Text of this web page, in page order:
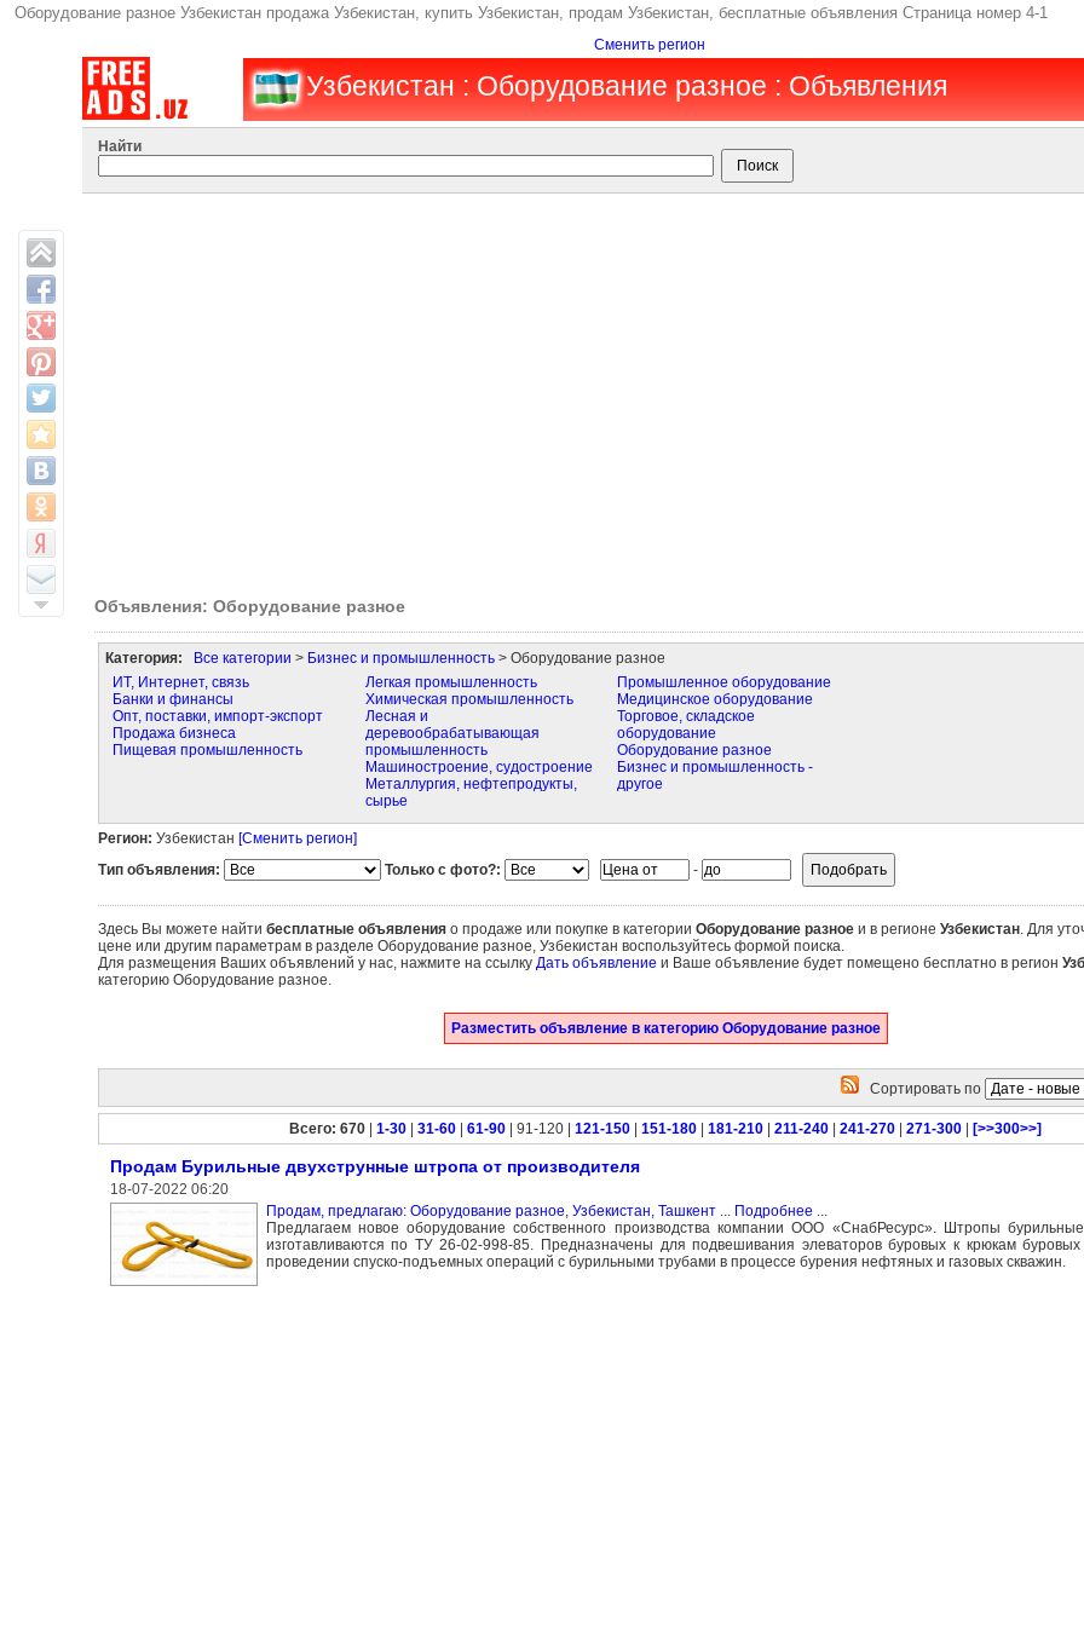
Оборудование разное Узбекистан продажа Узбекистан, купить Узбекистан, продам Узбекистан, бесплатные объявления Страница номер 4-1
Сменить регион
Узбекистан : Оборудование разное : Объявления
Найти
Объявления: Оборудование разное
Категория: Все категории > Бизнес и промышленность> Оборудование разное
ИТ, Интернет, связь
Банки и финансы
Опт, поставки, импорт-экспорт
Продажа бизнеса
Пищевая промышленность
Легкая промышленность
Химическая промышленность
Лесная и
деревообрабатывающая
промышленность
Машиностроение, судостроение
Металлургия, нефтепродукты,
сырье
Промышленное оборудование
Медицинское оборудование
Торговое, складское
оборудование
Оборудование разное
Бизнес и промышленность -
другое
Регион: Узбекистан [Сменить регион]
Тип объявления:
Только с фото?: -
Здесь Вы можете найти бесплатные объявленияо продаже или покупке в категории Оборудование разноеи в регионе Узбекистан. Для
цене или другим параметрам в разделе Оборудование разное, Узбекистан воспользуйтесь формой поиска.
Для размещения Ваших объявлений у нас, нажмите на ссылку Дать объявление и Ваше объявление будет помещено бесплатно в регион
категорию Оборудование разное.
Разместить объявление в категорию Оборудование разное
Сортировать по
Всего: 670 1-30 31-60 61-90 | 91-120 | 121-150 151-180 181-210 211-240 241-270 271-300 [>>300>>]
Продам Бурильные двухструнные штропа от производителя
18-07-2022 06:20
Продам, предлагаю: Оборудование разное, Узбекистан, Ташкент... Подробнее ...
Предлагаем новое оборудование собственного производства компании ООО «СнабРесурс». Штропы
изготавливаются по ТУ 26-02-998-85. Предназначены для подвешивания элеваторов буровых к крюкам буровых
проведении спуско-подъемных операций с бурильными трубами в процессе бурения нефтяных и газовых скважин.